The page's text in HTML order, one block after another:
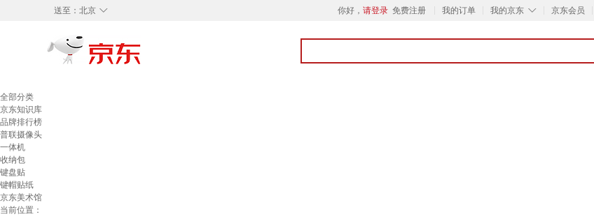
◇
送至： 北京 你好， 请登录 免费注册 我的订单 ◇
我的京东 京东会员
全部分类
京东知识库
品牌排行榜
普联摄像头
一体机
收纳包
键盘贴
键帽贴纸
京东美术馆
当前位置：